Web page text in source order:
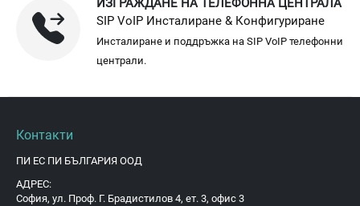
SIP VoIP Инсталиране & Конфигуриране
Инсталиране и поддръжка на SIP VoIP телефонни
централи.
Контакти
ПИ ЕС ПИ БЪЛГАРИЯ ООД
АДРЕС:
София, ул. Проф. Г. Брадистилов 4, ет. 3, офис 3